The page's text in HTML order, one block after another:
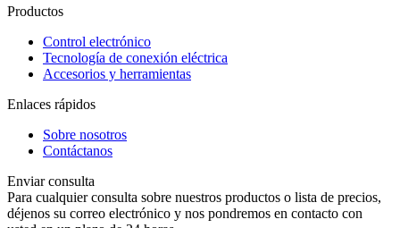
Productos
Control electrónico
Tecnología de conexión eléctrica
Accesorios y herramientas
Enlaces rápidos
Sobre nosotros
Contáctanos
Enviar consulta
Para cualquier consulta sobre nuestros productos o lista de precios,
déjenos su correo electrónico y nos pondremos en contacto con